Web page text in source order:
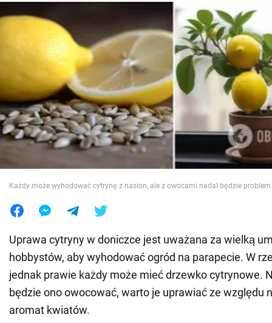
Polityka
Społeczeństwo
Wojna na Ukrainie
Świat
Jedzenie
Każdy może wyhodować cytrynę z nasion, ale z owocami nadal będzie problem
Uprawa cytryny w doniczce jest uważana za wielką
hobbystów, aby wyhodować ogród na parapecie. W
jednak prawie każdy może mieć drzewko cytrynowe.
będzie ono owocować, warto je uprawiać ze względu
aromat kwiatów.